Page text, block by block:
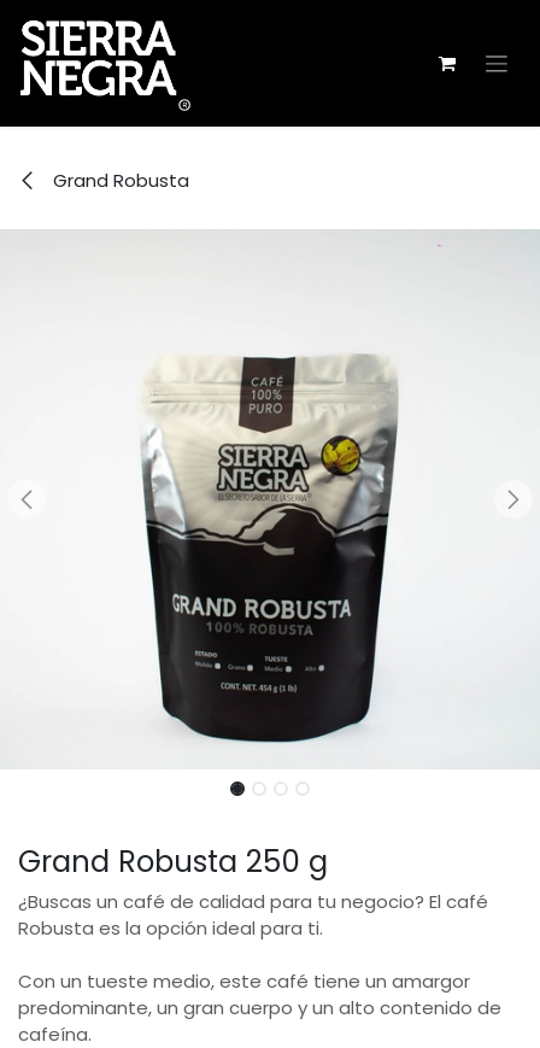
Grand Robusta
Grand Robusta 250 g
¿Buscas un café de calidad para tu negocio? El café
Robusta es la opción ideal para ti.
Con un tueste medio, este café tiene un amargor
predominante, un gran cuerpo y un alto contenido de
cafeína.